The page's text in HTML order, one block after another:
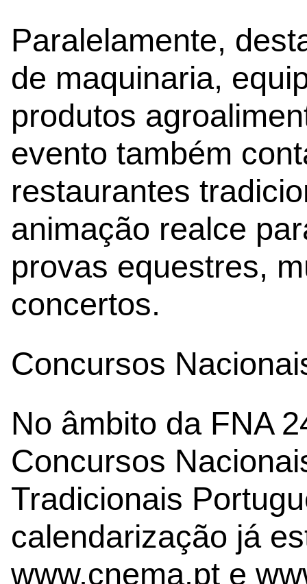
Paralelamente,
de maquinaria,
produtos
evento também
restaurantes
animação realce
provas equestres,
concertos.
Concursos
No âmbito da FNA
Concursos
Tradicionais
calendarização já
www.cnema.pt e